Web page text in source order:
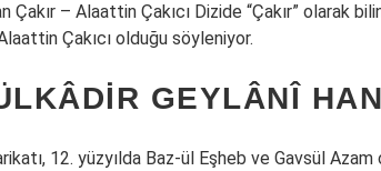
Çakır – Alaattin Çakıcı Dizide “Çakır” olarak
Alaattin Çakıcı olduğu söyleniyor.
GEYLÂNÎ
12. yüzyılda Baz-ül Eşheb ve Gavsül